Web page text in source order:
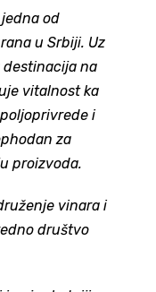
od
u Srbiji. Uz
destinacija na
vitalnost ka
i
za
proizvoda.
vinara i
društvo